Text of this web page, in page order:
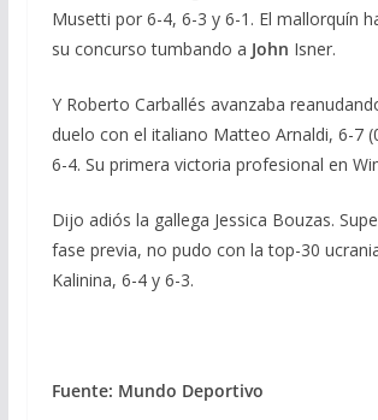
Musetti por 6-4, 6-3 y 6-1. El mallorquín
su concurso tumbando a John Isner.
Y Roberto Carballés avanzaba
duelo con el italiano Matteo Arnaldi, 6-7
6-4. Su primera victoria profesional en
Dijo adiós la gallega Jessica Bouzas.
fase previa, no pudo con la top-30
Kalinina, 6-4 y 6-3.
Fuente: Mundo Deportivo